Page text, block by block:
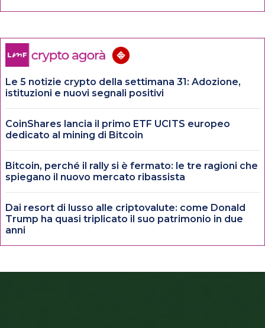
Le 5 notizie crypto della settimana 31: Adozione,
istituzioni e nuovi segnali positivi
CoinShares lancia il primo ETF UCITS europeo
dedicato al mining di Bitcoin
Bitcoin, perché il rally si è fermato: le tre ragioni che
spiegano il nuovo mercato ribassista
Dai resort di lusso alle criptovalute: come Donald
Trump ha quasi triplicato il suo patrimonio in due
anni